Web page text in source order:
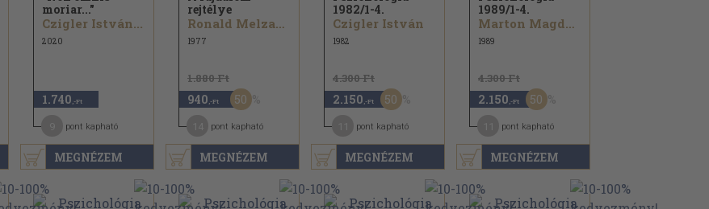
MEGNÉZEM
moriar..."
Czigler István...
2020
1.740 ,-Ft
pont kapható
MEGNÉZEM
rejtélye
Ronald Melzack
1977
1.880 Ft
940 ,-Ft 50
pont kapható
MEGNÉZEM
1982/1-4.
Czigler István
1982
4.300 Ft
2.150 ,-Ft 50
pont kapható
MEGNÉZEM
1989/1-4.
Marton Magda...
1989
4.300 Ft
2.150 ,-Ft 50
pont kapható